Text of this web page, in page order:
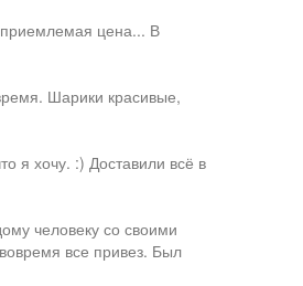
приемлемая цена... В
Шарики красивые,
я хочу. :) Доставили всё в
человеку со своими
все привез. Был